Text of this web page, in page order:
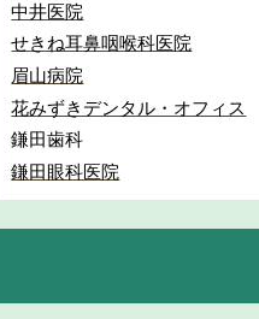
中井医院
せきね耳鼻咽喉科医院
眉山病院
花みずきデンタル・オフィス
鎌田歯科
鎌田眼科医院